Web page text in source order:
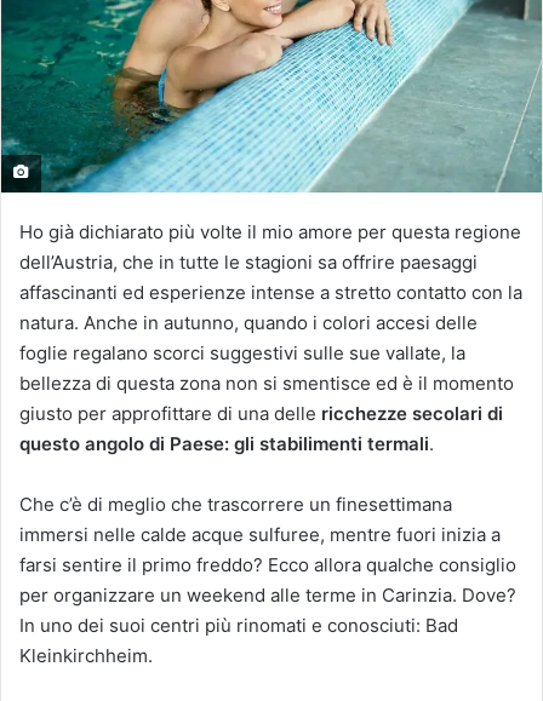
Ho già dichiarato più volte il mio amore per questa regione
dell’Austria, che in tutte le stagioni sa offrire paesaggi
affascinanti ed esperienze intense a stretto contatto con la
natura. Anche in autunno, quando i colori accesi delle
foglie regalano scorci suggestivi sulle sue vallate, la
bellezza di questa zona non si smentisce ed è il momento
giusto per approfittare di una delle ricchezze secolari di
questo angolo di Paese: gli stabilimenti termali.
Che c’è di meglio che trascorrere un finesettimana
immersi nelle calde acque sulfuree, mentre fuori inizia a
farsi sentire il primo freddo? Ecco allora qualche consiglio
per organizzare un weekend alle terme in Carinzia. Dove?
In uno dei suoi centri più rinomati e conosciuti: Bad
Kleinkirchheim.